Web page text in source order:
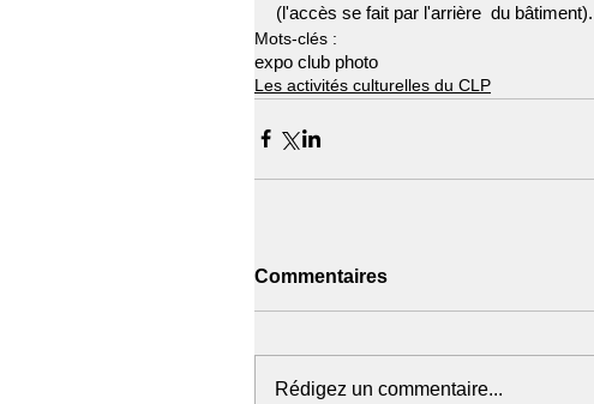
(l'accès se fait par l'arrière  du bâtiment).
Mots-clés :
expo club photo
Les activités culturelles du CLP
Commentaires
Rédigez un commentaire...